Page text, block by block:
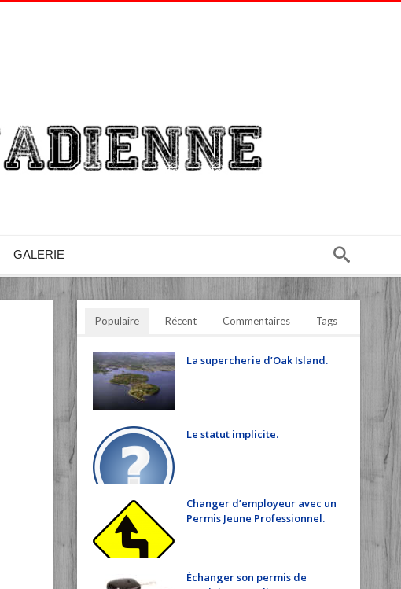
GALERIE
Populaire Récent Commentaires Tags
La supercherie d’Oak Island.
Le statut implicite.
Changer d’employeur avec un
Permis Jeune Professionnel.
Échanger son permis de